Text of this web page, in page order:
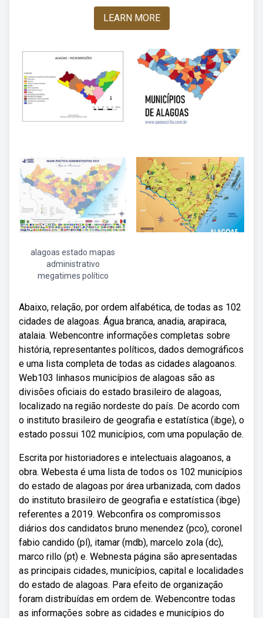
LEARN MORE
alagoas estado mapas
administrativo
megatimes político
Abaixo, relação, por ordem alfabética, de todas as 102
cidades de alagoas. Água branca, anadia, arapiraca,
atalaia. Webencontre informações completas sobre
história, representantes políticos, dados demográficos
e uma lista completa de todas as cidades alagoanos.
Web103 linhasos municípios de alagoas são as
divisões oficiais do estado brasileiro de alagoas,
localizado na região nordeste do país. De acordo com
o instituto brasileiro de geografia e estatística (ibge), o
estado possui 102 municípios, com uma população de.
Escrita por historiadores e intelectuais alagoanos, a
obra. Webesta é uma lista de todos os 102 municípios
do estado de alagoas por área urbanizada, com dados
do instituto brasileiro de geografia e estatística (ibge)
referentes a 2019. Webconfira os compromissos
diários dos candidatos bruno menendez (pco), coronel
fabio candido (pl), itamar (mdb), marcelo zola (dc),
marco rillo (pt) e. Webnesta página são apresentadas
as principais cidades, municípios, capital e localidades
do estado de alagoas. Para efeito de organização
foram distribuídas em ordem de. Webencontre todas
as informações sobre as cidades e municípios do